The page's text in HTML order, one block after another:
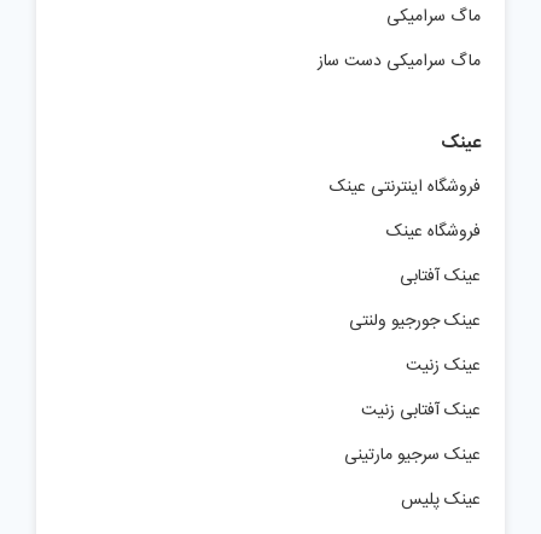
ماگ سرامیکی
ماگ سرامیکی دست ساز
عینک
فروشگاه اینترنتی عینک
فروشگاه عینک
عینک آفتابی
عینک جورجیو ولنتی
عینک زنیت
عینک آفتابی زنیت
عینک سرجیو مارتینی
عینک پلیس